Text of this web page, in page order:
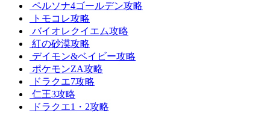
ペルソナ4ゴールデン攻略
トモコレ攻略
バイオレクイエム攻略
紅の砂漠攻略
デイモン&ベイビー攻略
ポケモンZA攻略
ドラクエ7攻略
仁王3攻略
ドラクエ1・2攻略